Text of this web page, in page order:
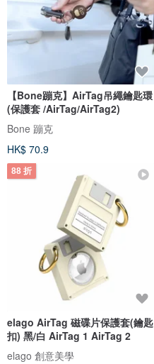
【Bone蹦克】AirTag吊繩鑰匙環
(保護套 /AirTag/AirTag2)
Bone 蹦克
HK$ 70.9
88 折
elago AirTag 磁碟片保護套(鑰匙
扣) 黑/白 AirTag 1 AirTag 2
elago 創意美學